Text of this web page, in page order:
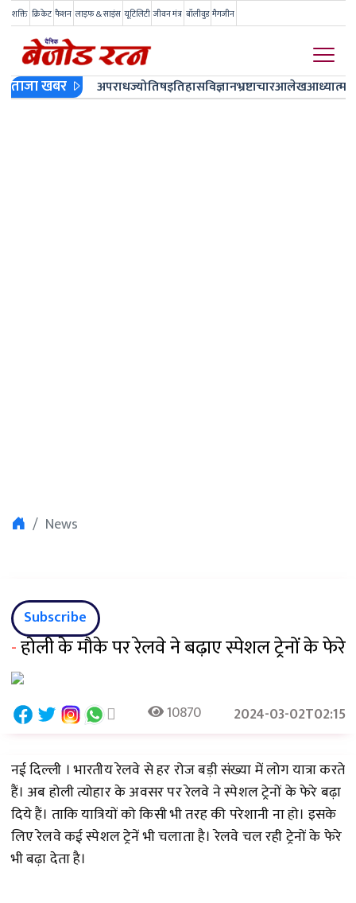
शक्ति क्रिकेट फैशन लाइफ & साइंस यूटिलिटी जीवन मंत्र बॉलीवुड मैगजीन
ताजा खबर अपराधज्योतिषइतिहासविज्ञानभ्रष्टाचारआलेखआध्यात्म
News
Subscribe
-होली के मौके पर रेलवे ने बढ़ाए स्पेशल ट्रेनों के फेरे
10870 2024-03-02T02:15
नई दिल्ली । भारतीय रेलवे से हर रोज बड़ी संख्या में लोग यात्रा करते
हैं। अब होली त्योहार के अवसर पर रेलवे ने स्पेशल ट्रेनों के फेरे बढ़ा
दिये हैं। ताकि यात्रियों को किसी भी तरह की परेशानी ना हो। इसके
लिए रेलवे कई स्पेशल ट्रेनें भी चलाता है। रेलवे चल रही ट्रेनों के फेरे
भी बढ़ा देता है।